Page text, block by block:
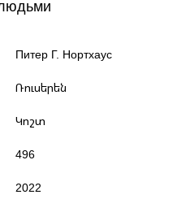
Питер Г. Нортхаус
Ռուսերեն
Կոշտ
496
2022